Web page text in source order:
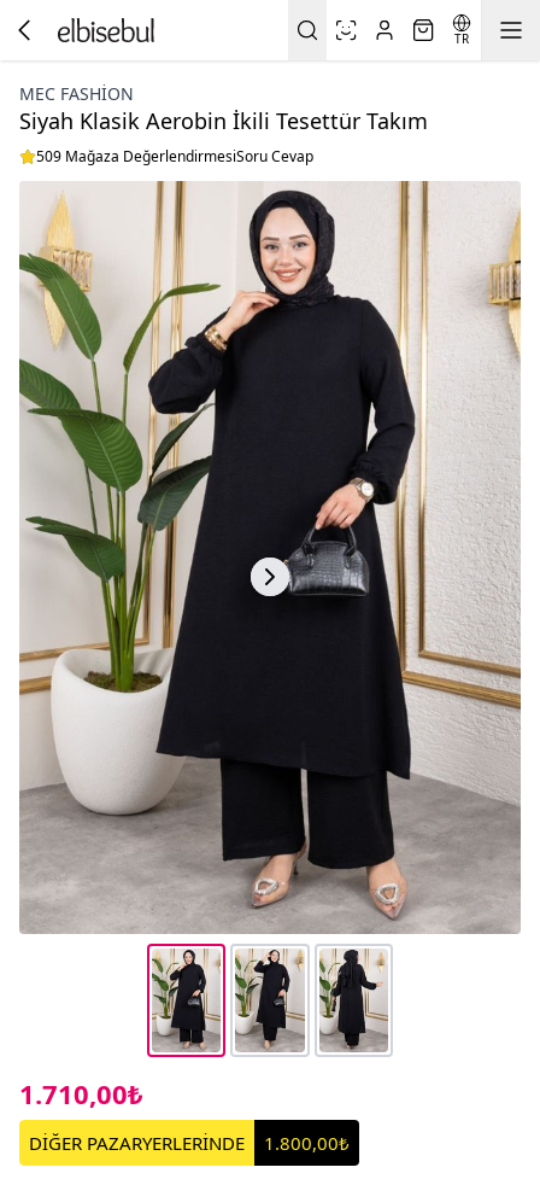
TR
MEC FASHION
Siyah Klasik Aerobin İkili Tesettür Takım
509 Mağaza DeğerlendirmesiSoru Cevap
1.710,00₺
DİĞER PAZARYERLERİNDE 1.800,00₺